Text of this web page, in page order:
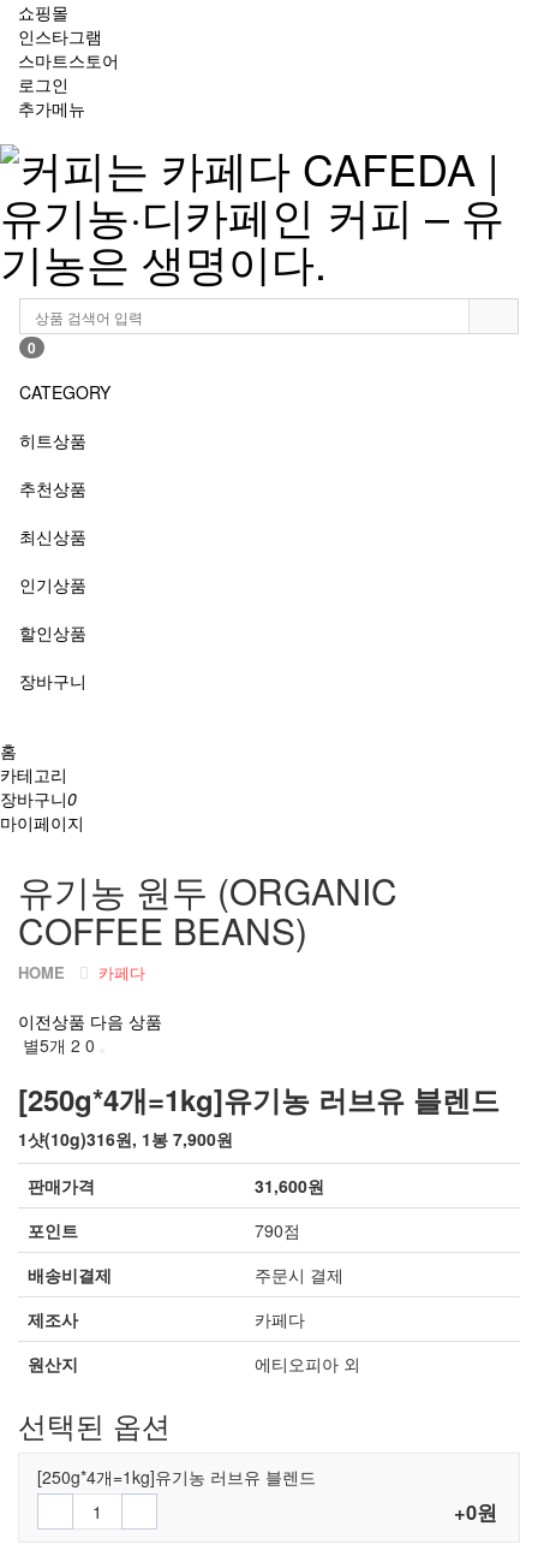
쇼핑몰
인스타그램
스마트스토어
로그인
추가메뉴
0
CATEGORY
히트상품
추천상품
최신상품
인기상품
할인상품
장바구니
홈
카테고리
장바구니0
마이페이지
유기농 원두 (ORGANIC
COFFEE BEANS)
HOME 카페다
이전상품 다음 상품
별5개 2 0
[250g*4개=1kg]유기농 러브유 블렌드
1샷(10g)316원, 1봉 7,900원
판매가격
31,600원
포인트
790점
배송비결제
주문시 결제
제조사
카페다
원산지
에티오피아 외
선택된 옵션
[250g*4개=1kg]유기농 러브유 블렌드
+0원